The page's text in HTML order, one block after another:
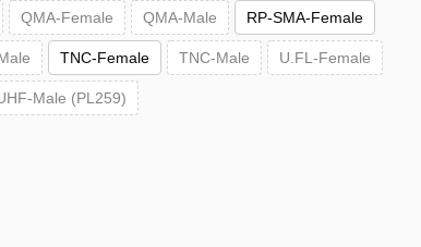
QMA-Female QMA-Male RP-SMA-Female
TNC-Female TNC-Male U.FL-Female
Male (PL259)